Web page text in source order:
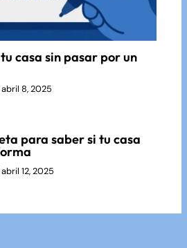
casa sin pasar por un
abril 8, 2025
para saber si tu casa
abril 12, 2025